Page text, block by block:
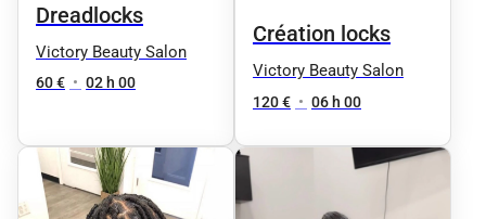
Dreadlocks
Victory Beauty Salon
60 € • 02 h 00
Création locks
Victory Beauty Salon
120 € • 06 h 00